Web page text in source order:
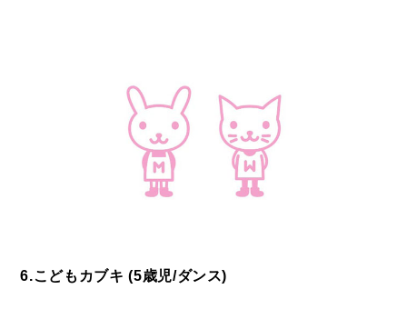
6.こどもカブキ (5歳児/ダンス)